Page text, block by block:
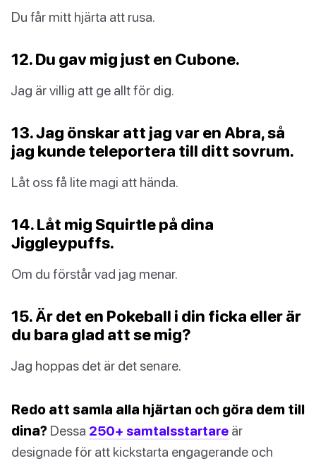
Du får mitt hjärta att rusa.
12. Du gav mig just en Cubone.
Jag är villig att ge allt för dig.
13. Jag önskar att jag var en Abra, så
jag kunde teleportera till ditt sovrum.
Låt oss få lite magi att hända.
14. Låt mig Squirtle på dina
Jiggleypuffs.
Om du förstår vad jag menar.
15. Är det en Pokeball i din ficka eller är
du bara glad att se mig?
Jag hoppas det är det senare.
Redo att samla alla hjärtan och göra dem till
dina? Dessa 250+ samtalsstartare är
designade för att kickstarta engagerande och